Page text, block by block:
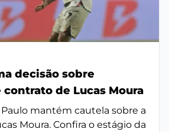
decisão sobre
contrato de Lucas Moura
mantém cautela sobre a
Moura. Confira o estágio da